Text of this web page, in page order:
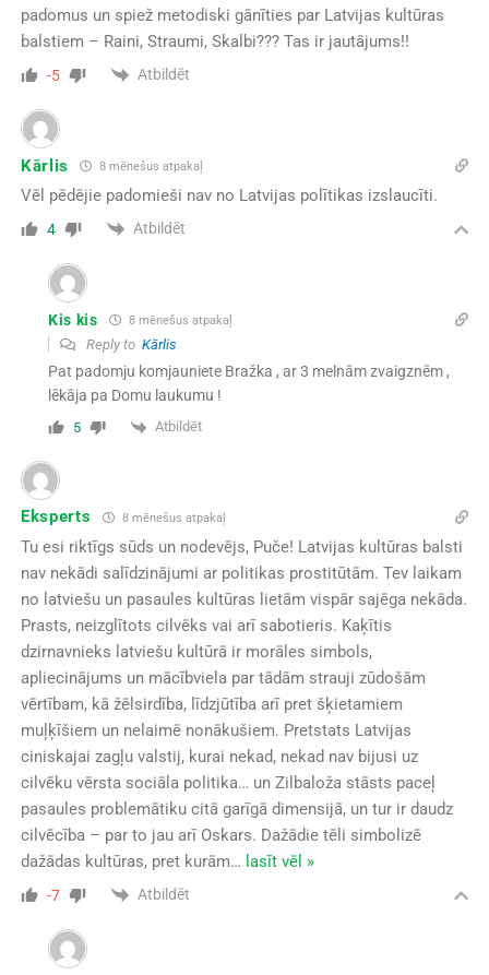
padomus un spiež metodiski gānīties par Latvijas kultūras
balstiem – Raini, Straumi, Skalbi??? Tas ir jautājums!!
-5 Atbildēt
Kārlis 8 mēnešus atpakaļ
Vēl pēdējie padomieši nav no Latvijas polītikas izslaucīti.
4 Atbildēt
Kis kis 8 mēnešus atpakaļ
Reply to Kārlis
Pat padomju komjauniete Bražka , ar 3 melnām zvaigznēm ,
lēkāja pa Domu laukumu !
5 Atbildēt
Eksperts 8 mēnešus atpakaļ
Tu esi riktīgs sūds un nodevējs, Puče! Latvijas kultūras balsti
nav nekādi salīdzinājumi ar politikas prostitūtām. Tev laikam
no latviešu un pasaules kultūras lietām vispār sajēga nekāda.
Prasts, neizglītots cilvēks vai arī sabotieris. Kaķītis
dzirnavnieks latviešu kultūrā ir morāles simbols,
apliecinājums un mācībviela par tādām strauji zūdošām
vērtībam, kā žēlsirdība, līdzjūtība arī pret šķietamiem
muļķīšiem un nelaimē nonākušiem. Pretstats Latvijas
ciniskajai zagļu valstij, kurai nekad, nekad nav bijusi uz
cilvēku vērsta sociāla politika… un Zilbaloža stāsts paceļ
pasaules problemātiku citā garīgā dimensijā, un tur ir daudz
cilvēcība – par to jau arī Oskars. Dažādie tēli simbolizē
dažādas kultūras, pret kurām… lasīt vēl »
-7 Atbildēt